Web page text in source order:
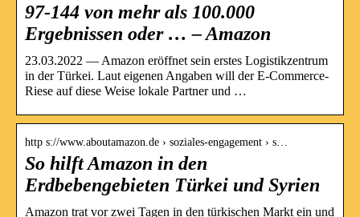
97-144 von mehr als 100.000
Ergebnissen oder … – Amazon
23.03.2022 — Amazon eröffnet sein erstes Logistikzentrum
in der Türkei. Laut eigenen Angaben will der E-Commerce-
Riese auf diese Weise lokale Partner und …
http s://www.aboutamazon.de › soziales-engagement › s…
So hilft Amazon in den
Erdbebengebieten Türkei und Syrien
Amazon trat vor zwei Tagen in den türkischen Markt ein und